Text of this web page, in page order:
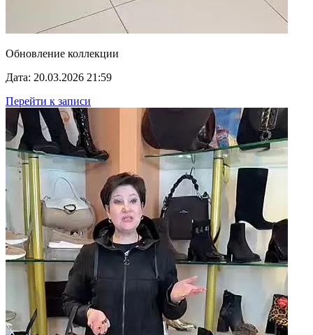
Обновление коллекции
Дата: 20.03.2026 21:59
Перейти к записи